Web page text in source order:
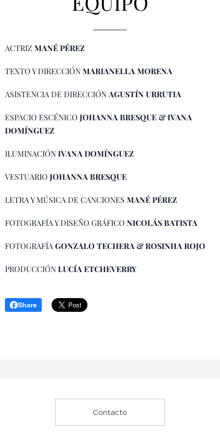
ACTRIZ MANÉ PÉREZ
TEXTO Y DIRECCIÓNMARIANELLA MORENA
ASISTENCIA DE DIRECCIÓNAGUSTÍN URRUTIA
ESPACIO ESCÉNICO JOHANNA BRESQUE & IVANA
DOMÍNGUEZ
ILUMINACIÓNIVANA DOMÍNGUEZ
VESTUARIO JOHANNA BRESQUE
LETRA Y MÚSICA DE CANCIONES MANÉ PÉREZ
FOTOGRAFÍA Y DISEÑO GRÁFICO NICOLÁS BATISTA
FOTOGRAFÍA GONZALO TECHERA & ROSINHA ROJO
PRODUCCIÓNLUCÍA ETCHEVERRY
Share
Contacto